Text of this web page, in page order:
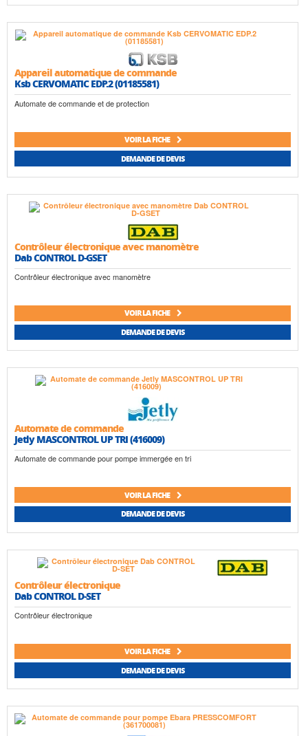
Appareil automatique de commande
Ksb CERVOMATIC EDP.2 (01185581)
Automate de commande et de protection
VOIR LA FICHE
DEMANDE DE DEVIS
Contrôleur électronique avec manomètre
Dab CONTROL D-GSET
Contrôleur électronique avec manomètre
VOIR LA FICHE
DEMANDE DE DEVIS
Automate de commande
Jetly MASCONTROL UP TRI (416009)
Automate de commande pour pompe immergée en tri
VOIR LA FICHE
DEMANDE DE DEVIS
Contrôleur électronique
Dab CONTROL D-SET
Contrôleur électronique
VOIR LA FICHE
DEMANDE DE DEVIS